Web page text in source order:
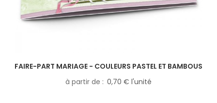
FAIRE-PART MARIAGE - COULEURS PASTEL ET BAMBOUS
à partir de
0,70 € l'unité